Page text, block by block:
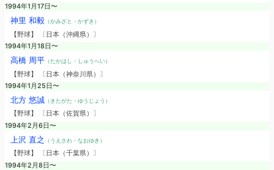
1994年1月17日〜
神里 和毅（かみざと・かずき）
【野球】 〔日本（沖縄県）〕
1994年1月18日〜
高橋 周平（たかはし・しゅうへい）
【野球】 〔日本（神奈川県）〕
1994年1月25日〜
北方 悠誠（きたがた・ゆうじょう）
【野球】 〔日本（佐賀県）〕
1994年2月6日〜
上沢 直之 （うえさわ・なおゆき）
【野球】 〔日本（千葉県）〕
1994年2月8日〜